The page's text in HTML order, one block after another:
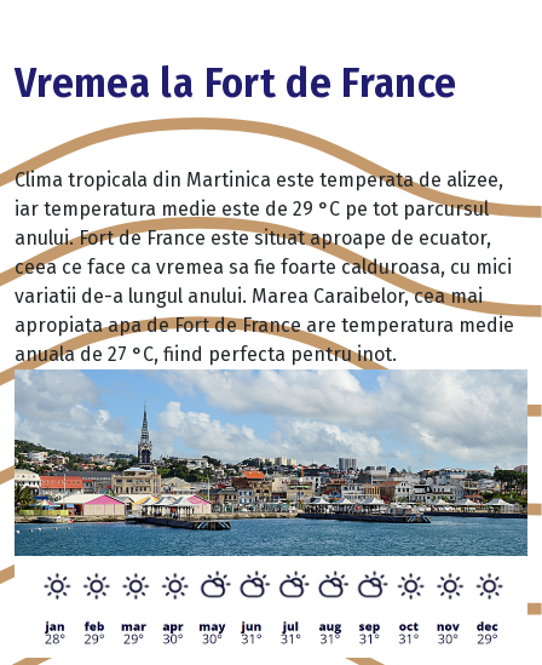
Vremea la Fort de France
Clima tropicala din Martinica este temperata de alizee,
iar temperatura medie este de 29 °C pe tot parcursul
anului. Fort de France este situat aproape de ecuator,
ceea ce face ca vremea sa fie foarte calduroasa, cu mici
variatii de-a lungul anului. Marea Caraibelor, cea mai
apropiata apa de Fort de France are temperatura medie
anuala de 27 °C, fiind perfecta pentru inot.